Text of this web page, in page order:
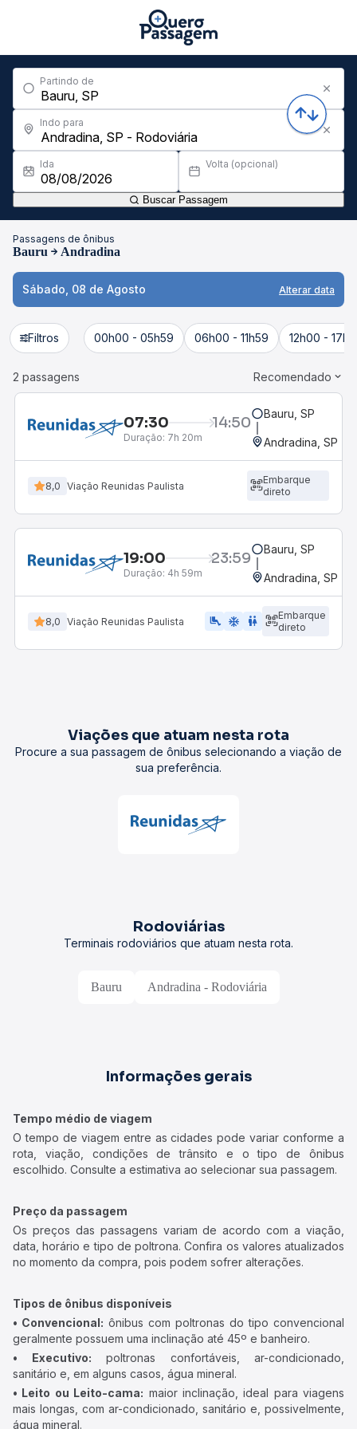
Partindo de
Indo para
Ida Volta (opcional)
Buscar Passagem
Passagens de ônibus
Bauru Andradina
Sábado, 08 de Agosto Alterar data
Filtros 00h00 - 05h59 06h00 - 11h59 12h00 -
2 passagens Recomendado
07:30 14:50
Duração: 7h 20m
Bauru, SP
Andradina, SP -
8,0 Viação Reunidas Paulista
Embarque
direto
19:00 23:59
Duração: 4h 59m
Bauru, SP
Andradina, SP -
8,0 Viação Reunidas Paulista airline_seat_legroom_extra ac_unit WC
Embarque
direto
Viações que atuam nesta rota
Procure a sua passagem de ônibus selecionando a viação de
sua preferência.
Rodoviárias
Terminais rodoviários que atuam nesta rota.
Bauru Andradina - Rodoviária
Informações gerais
Tempo médio de viagem
O tempo de viagem entre as cidades pode variar conforme a
rota, viação, condições de trânsito e o tipo de ônibus
escolhido. Consulte a estimativa ao selecionar sua passagem.
Preço da passagem
Os preços das passagens variam de acordo com a viação,
data, horário e tipo de poltrona. Confira os valores atualizados
no momento da compra, pois podem sofrer alterações.
Tipos de ônibus disponíveis
• Convencional: ônibus com poltronas do tipo convencional
geralmente possuem uma inclinação até 45º e banheiro.
• Executivo: poltronas confortáveis, ar-condicionado,
sanitário e, em alguns casos, água mineral.
• Leito ou Leito-cama: maior inclinação, ideal para viagens
mais longas, com ar-condicionado, sanitário e, possivelmente,
água mineral.